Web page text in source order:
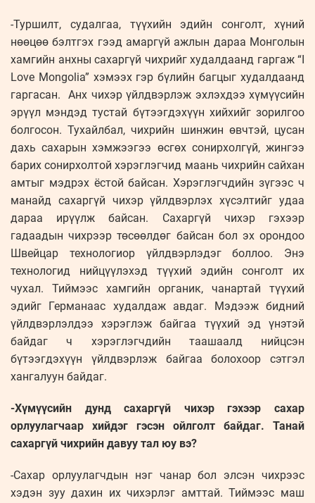
-Туршилт, судалгаа, түүхийн эдийн сонголт, хүний
нөөцөө бэлтгэх гээд амаргүй ажлын дараа Монголын
хамгийн анхны сахаргүй чихрийг худалдаанд гаргаж “I
Love Mongolia” хэмээх гэр бүлийн багцыг худалдаанд
гаргасан. Анх чихэр үйлдвэрлэж эхлэхдээ хүмүүсийн
эрүүл мэндэд тустай бүтээгдэхүүн хийхийг зорилгоо
болгосон. Тухайлбал, чихрийн шинжин өвчтэй, цусан
дахь сахарын хэмжээгээ өсгөх сонирхолгүй, жингээ
барих сонирхолтой хэрэглэгчид маань чихрийн сайхан
амтыг мэдрэх ёстой байсан. Хэрэглэгчдийн зүгээс ч
манайд сахаргүй чихэр үйлдвэрлэх хүсэлтийг удаа
дараа ирүүлж байсан. Сахаргүй чихэр гэхээр
гадаадын чихрээр төсөөлдөг байсан бол эх орондоо
Швейцар технологиор үйлдвэрлэдэг боллоо. Энэ
технологид нийцүүлэхэд түүхий эдийн сонголт их
чухал. Тиймээс хамгийн органик, чанартай түүхий
эдийг Германаас худалдаж авдаг. Мэдээж бидний
үйлдвэрлэлдээ хэрэглэж байгаа түүхий эд үнэтэй
байдаг ч хэрэглэгчдийн таашаалд нийцсэн
бүтээгдэхүүн үйлдвэрлэж байгаа болохоор сэтгэл
хангалуун байдаг.
-Хүмүүсийн дунд сахаргүй чихэр гэхээр сахар
орлуулагчаар хийдэг гэсэн ойлголт байдаг. Танай
сахаргүй чихрийн давуу тал юу вэ?
-Сахар орлуулагчдын нэг чанар бол элсэн чихрээс
хэдэн зуу дахин их чихэрлэг амттай. Тиймээс маш